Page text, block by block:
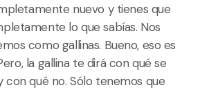
nuevo y tienes que
lo que sabías. Nos
como gallinas. Bueno, eso es
la gallina te dirá con qué se
con qué no. Sólo tenemos que